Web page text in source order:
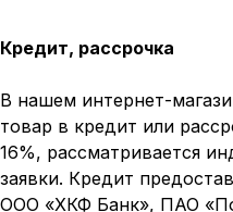
Кредит, рассрочка
В нашем интернет-
товар в кредит или
16%, рассматривается
заявки. Кредит
ООО «ХКФ Банк», ПАО
Вся представленная информация носит
информационный характер и ни при
является публичной офертой,